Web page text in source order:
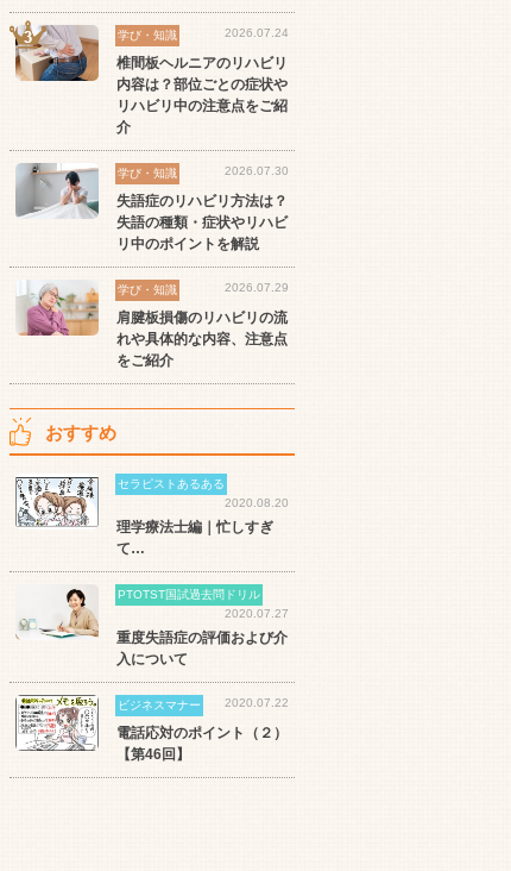
セラピスト
世の中の需要の高まりとと
もに増加傾向の「介護施
設」求人をご紹介！
セラピスト
ワークライフバランス重視
学び・知識 2026.07.24
椎間板ヘルニアのリハビリ
内容は？部位ごとの症状や
リハビリ中の注意点をご紹
介
学び・知識 2026.07.30
失語症のリハビリ方法は？
失語の種類・症状やリハビ
リ中のポイントを解説
学び・知識 2026.07.29
肩腱板損傷のリハビリの流
れや具体的な内容、注意点
をご紹介
おすすめ
セラピストあるある
2020.08.20
理学療法士編｜忙しすぎ
て…
PTOTST国試過去問ドリル
2020.07.27
重度失語症の評価および介
入について
ビジネスマナー 2020.07.22
電話応対のポイント（２）
【第46回】